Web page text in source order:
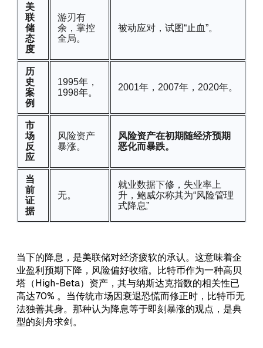
美
联
储
态
度
游刃有
余，掌控
全局。
被动应对，试图“止血”。
历
史
案
例
1995年，
1998年。
2001年，2007年，2020年。
市
场
反
应
风险资产
暴涨。
风险资产在初期随经济预期
恶化而暴跌。
当
前
证
据
无。
就业数据下修，失业率上
升，鲍威尔称其为“风险管理
式降息”
。
当下的降息，是美联储对经济疲软的承认。这意味着企
业盈利预期下降，风险偏好收缩。比特币作为一种高贝
塔（High-Beta）资产，其与纳斯达克指数的相关性已
高达70% 。当传统市场因衰退恐慌而修正时，比特币无
法独善其身。那种认为降息等于即刻暴涨的观点，是典
型的刻舟求剑。